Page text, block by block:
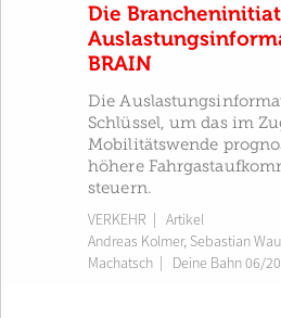
Die
BRAIN
Die
Schlüssel, um das im
Mobilitätswende
höhere
steuern.
VERKEHR | Artikel
Andreas Kolmer, Sebastian
Machatsch
Deine Bahn 06/